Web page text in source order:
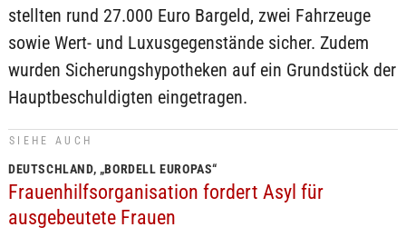
stellten rund 27.000 Euro Bargeld, zwei Fahrzeuge
sowie Wert- und Luxusgegenstände sicher. Zudem
wurden Sicherungshypotheken auf ein Grundstück der
Hauptbeschuldigten eingetragen.
SIEHE AUCH
DEUTSCHLAND, „BORDELL EUROPAS“
Frauenhilfsorganisation fordert Asyl für
ausgebeutete Frauen